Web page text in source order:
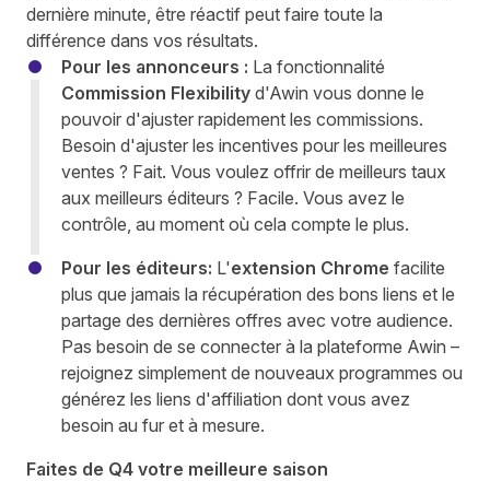
dernière minute, être réactif peut faire toute la
différence dans vos résultats.
Pour les annonceurs : La fonctionnalité
Commission Flexibility d'Awin vous donne le
pouvoir d'ajuster rapidement les commissions.
Besoin d'ajuster les incentives pour les meilleures
ventes ? Fait. Vous voulez offrir de meilleurs taux
aux meilleurs éditeurs ? Facile. Vous avez le
contrôle, au moment où cela compte le plus.
Pour les éditeurs: L'extension Chrome facilite
plus que jamais la récupération des bons liens et le
partage des dernières offres avec votre audience.
Pas besoin de se connecter à la plateforme Awin –
rejoignez simplement de nouveaux programmes ou
générez les liens d'affiliation dont vous avez
besoin au fur et à mesure.
Faites de Q4 votre meilleure saison